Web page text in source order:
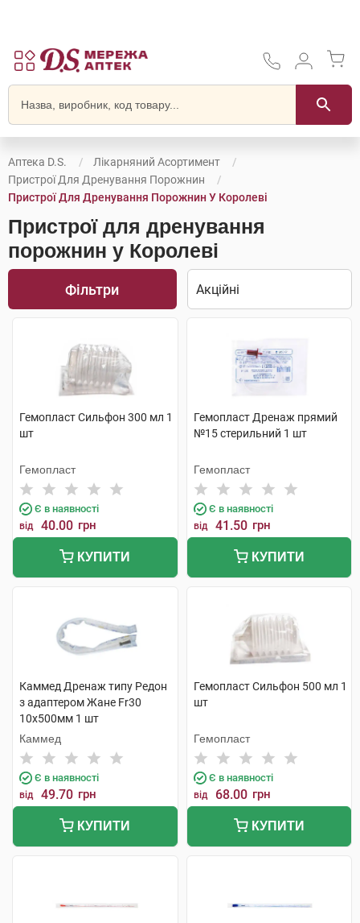
Аптека D.S.
Лікарняний Асортимент
Пристрої Для Дренування Порожнин
Пристрої Для Дренування Порожнин У Королеві
Пристрої для дренування
порожнин у Королеві
Фільтри
Гемопласт Сильфон 300 мл 1
шт
Гемопласт
Є в наявності
від 40.00 грн
КУПИТИ
Гемопласт Дренаж прямий
№15 стерильний 1 шт
Гемопласт
Є в наявності
від 41.50 грн
КУПИТИ
Каммед Дренаж типу Редон
з адаптером Жане Fr30
10x500мм 1 шт
Каммед
Є в наявності
від 49.70 грн
КУПИТИ
Гемопласт Сильфон 500 мл 1
шт
Гемопласт
Є в наявності
від 68.00 грн
КУПИТИ